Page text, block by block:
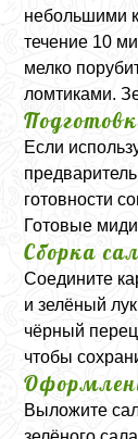
небольшими
течение 10
мелко
ломтиками.
Если
готовности
Готовые
Сборка
Соедините
и зелёный
чёрный
чтобы
Выложите